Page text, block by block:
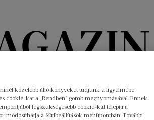
olvasókig
A hónap könyvei HÍREK Libri Portré
közelebb álló könyveket tudjunk a figyelmébe
cookie-kat a „Rendben” gomb megnyomásával. Ennek
legszükségesebb cookie-kat telepíti a
módosíthatja a Sütibeállítások menüpontban. További